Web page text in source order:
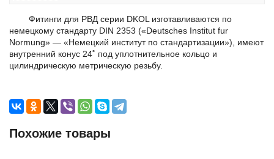
Фитинги для РВД серии DKOL изготавливаются по
немецкому стандарту DIN 2353 («Deutsches Institut fur
Normung» — «Немецкий институт по стандартизации»), имеют
внутренний конус 24˚ под уплотнительное кольцо и
цилиндрическую метрическую резьбу.
Похожие товары